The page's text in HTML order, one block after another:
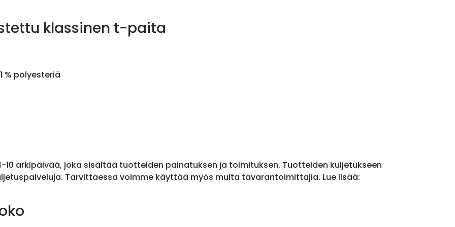
klassinen t-paita
% polyesteriä
arkipäivää, joka sisältää tuotteiden painatuksen ja toimituksen. Tuotteiden kuljetukseen
Tarvittaessa voimme käyttää myös muita tavarantoimittajia. Lue lisää: